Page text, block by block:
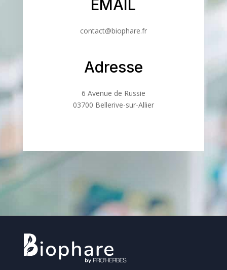
EMAIL
contact@biophare.fr
Adresse
6 Avenue de Russie
03700 Bellerive-sur-Allier